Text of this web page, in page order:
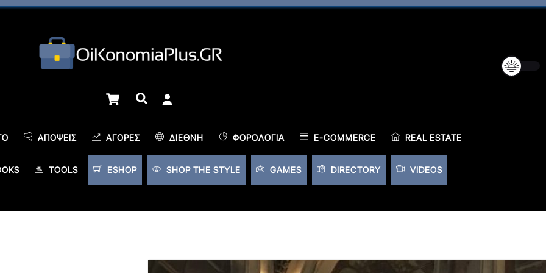
Cart Αναζήτηση
ΑΠΌΨΕΙΣ ΑΓΟΡΈΣ ΔΙΕΘΝΉ ΦΟΡΟΛΟΓΊΑ E-COMMERCE REAL ESTATE
TOOLS ESHOP SHOP THE STYLE GAMES DIRECTORY VIDEOS